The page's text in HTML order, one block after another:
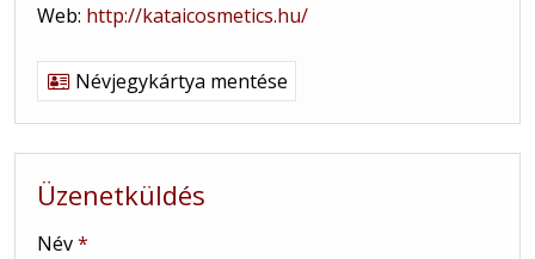
Web: http://kataicosmetics.hu/
Névjegykártya mentése
Üzenetküldés
Név*